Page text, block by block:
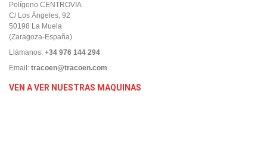
Polígono CENTROVIA
C/ Los Ángeles, 92
50198 La Muela
(Zaragoza-España)
Llámanos: +34 976 144 294
Email: tracoen@tracoen.com
VEN A VER NUESTRAS MAQUINAS